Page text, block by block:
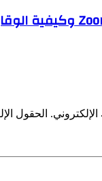
الحقول